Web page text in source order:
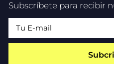
Subscríbete para recibir